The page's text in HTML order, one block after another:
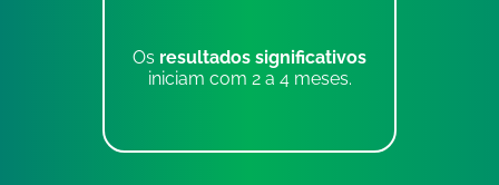
Os resultados significativos
iniciam com 2 a 4 meses.